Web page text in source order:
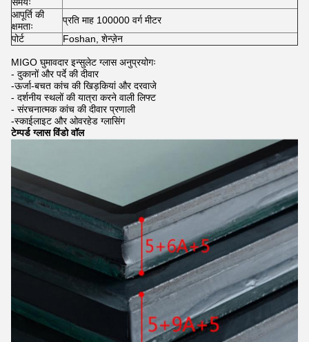
आपूर्ति की
क्षमताः
प्रति माह 100000 वर्ग मीटर
पोर्ट
Foshan, शेन्ज़ेन
MIGO घुमावदार इन्सुलेट ग्लास अनुप्रयोगः
- दुकानों और पर्दे की दीवार
-ऊर्जा-बचत कांच की खिड़कियां और दरवाजे
- दर्शनीय स्थलों की यात्रा करने वाली लिफ्ट
- संरचनात्मक कांच की दीवार प्रणाली
-स्काईलाइट और ओवरहेड ग्लासिंग
टेम्पर्ड ग्लास विंडो वॉल